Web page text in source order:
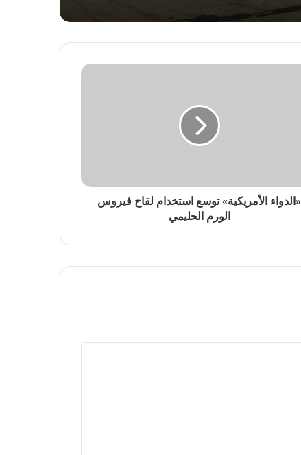
«الدواء الأمريكية» توسع استخدام لقاح فيروس
الورم الحليمي